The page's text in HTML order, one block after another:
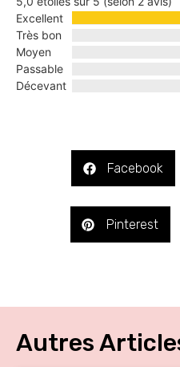
Excellent
Très bon
Moyen
Passable
Décevant
Facebook
Pinterest
Autres